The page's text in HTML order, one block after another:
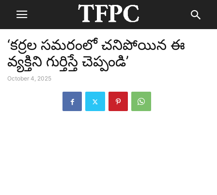
‘కర్రల సమరంలో చనిపోయిన ఈ
వ్యక్తిని గుర్తిస్తే చెప్పండి’
October 4, 2025